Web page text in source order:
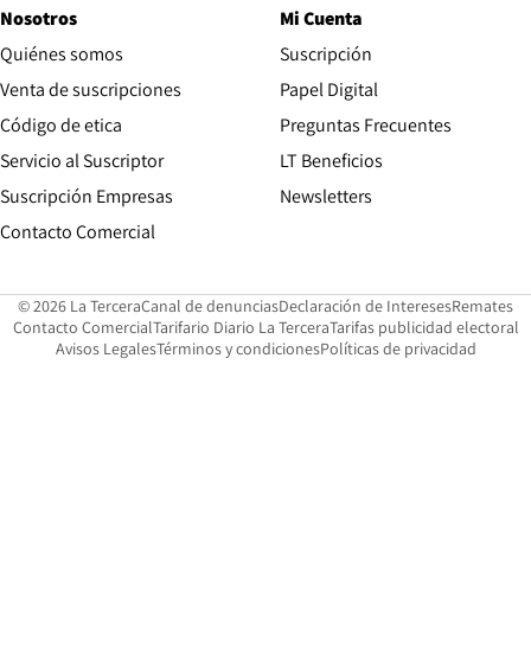
Nosotros
Quiénes somos
Venta de suscripciones
Código de etica Opens in new window
Servicio al Suscriptor
Suscripción Empresas
Contacto Comercial
Mi Cuenta
Suscripción
Papel Digital
Preguntas Frecuentes
LT Beneficios
Newsletters
© 2026 La TerceraCanal de denunciasOpens in new window
Declaración de InteresesOpens in
Remates
Contacto ComercialOpens in new window
Tarifario Diario La TerceraOpens in new window
Tarifas publicidad electoral
Avisos LegalesOpens in new window
Términos y condicionesPolíticas de privacidad